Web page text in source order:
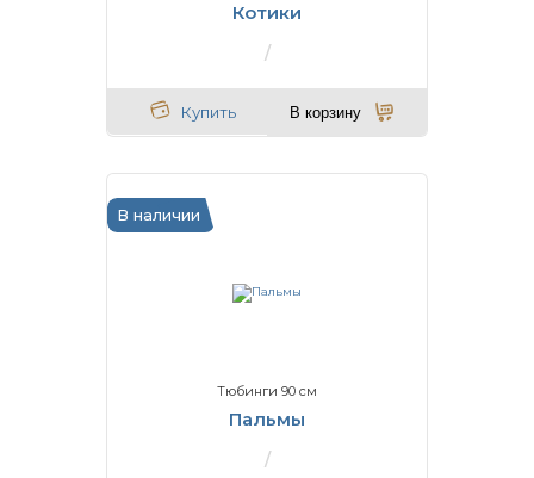
Котики
Купить В корзину
В наличии
Тюбинги 90 см
Пальмы